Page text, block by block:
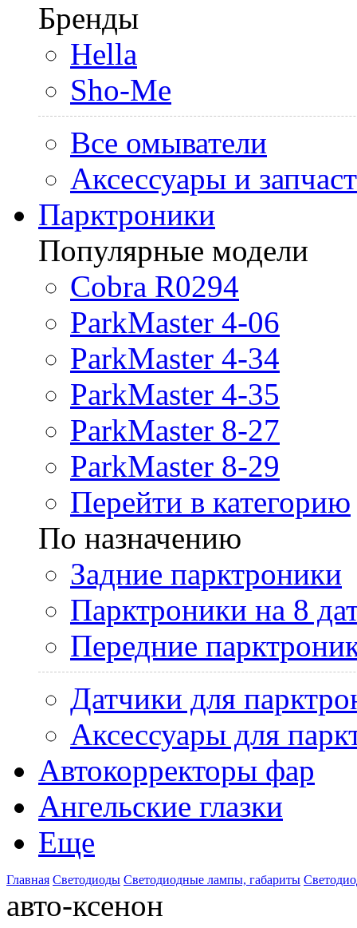
Бренды
Hella
Sho-Me
Все омыватели
Аксессуары и
Парктроники
Популярные модели
Cobra R0294
ParkMaster 4-06
ParkMaster 4-34
ParkMaster 4-35
ParkMaster 8-27
ParkMaster 8-29
Перейти в категорию
По назначению
Задние парктроники
Парктроники на 8
Передние
Датчики для
Аксессуары для
Автокорректоры фар
Ангельские глазки
Еще
Главная Светодиоды Светодиодные лампы, габариты
авто-ксенон